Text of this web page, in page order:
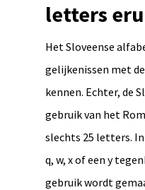
letters
Het Sloveense
gelijkenissen met
kennen. Echter, de
gebruik van het
slechts 25 letters.
q, w, x of een y
gebruik wordt